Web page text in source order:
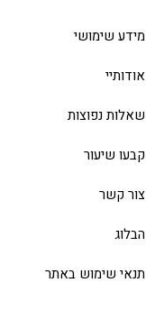
מידע שימושי
אודותיי
שאלות נפוצות
קבעו שיעור
צור קשר
הבלוג
תנאי שימוש באתר